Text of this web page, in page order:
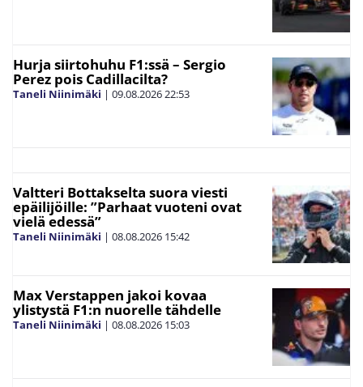
Hurja siirtohuhu F1:ssä – Sergio
Perez pois Cadillacilta?
Taneli Niinimäki | 09.08.202622:53
Valtteri Bottakselta suora viesti
epäilijöille: ”Parhaat vuoteni ovat
vielä edessä”
Taneli Niinimäki | 08.08.2026 15:42
Max Verstappen jakoi kovaa
ylistystä F1:n nuorelle tähdelle
Taneli Niinimäki | 08.08.2026 15:03